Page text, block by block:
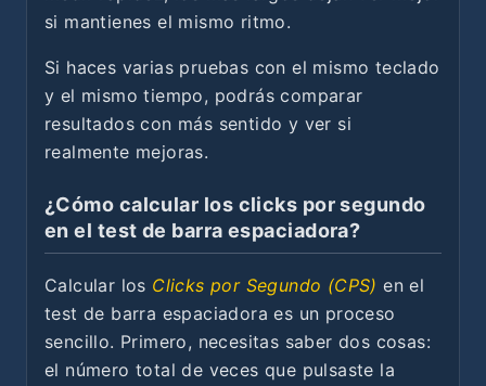
si mantienes el mismo ritmo.
Si haces varias pruebas con el mismo teclado
y el mismo tiempo, podrás comparar
resultados con más sentido y ver si
realmente mejoras.
¿Cómo calcular los clicks por segundo
en el test de barra espaciadora?
Calcular los Clicks por Segundo (CPS) en el
test de barra espaciadora es un proceso
sencillo. Primero, necesitas saber dos cosas:
el número total de veces que pulsaste la